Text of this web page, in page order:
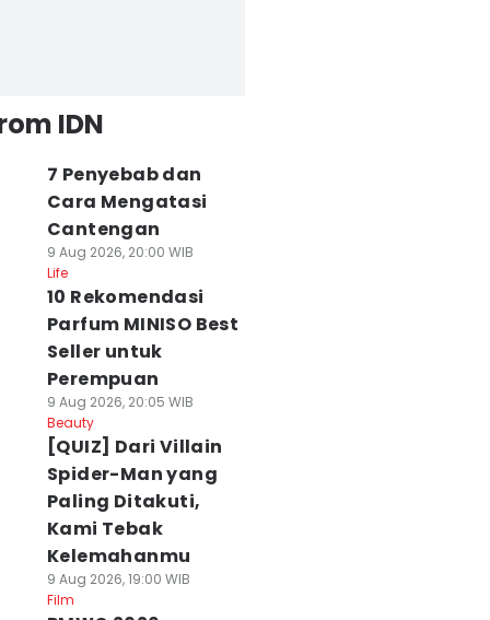
IDN
7 Penyebab dan
Cara Mengatasi
Cantengan
9 Aug 2026, 20:00 WIB
Life
10 Rekomendasi
Parfum MINISO Best
Seller untuk
Perempuan
9 Aug 2026, 20:05 WIB
Beauty
[QUIZ] Dari Villain
Spider-Man yang
Paling Ditakuti,
Kami Tebak
Kelemahanmu
9 Aug 2026, 19:00 WIB
Film